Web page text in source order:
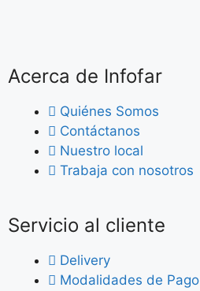
Acerca de Infofar
Quiénes Somos
Contáctanos
Nuestro local
Trabaja con nosotros
Servicio al cliente
Delivery
Modalidades de Pago